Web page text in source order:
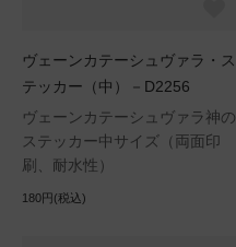
ヴェーンカテーシュヴァラ・ス
テッカー（中）－D2256
ヴェーンカテーシュヴァラ神の
ステッカー中サイズ（両面印
刷、耐水性）
180円(税込)